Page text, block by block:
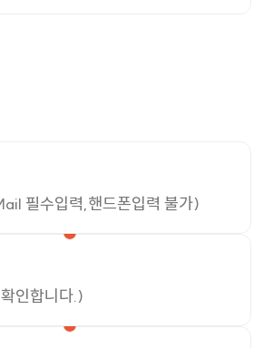
필수입력,핸드폰입력 불가)
인합니다.)